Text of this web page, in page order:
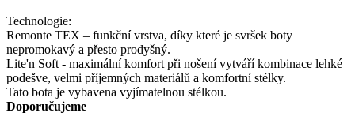
Technologie:
Remonte TEX – funkční vrstva, díky které je svršek boty
nepromokavý a přesto prodyšný.
Lite'n Soft - maximální komfort při nošení vytváří kombinace lehké
podešve, velmi příjemných materiálů a komfortní stélky.
Tato bota je vybavena vyjímatelnou stélkou.
Doporučujeme